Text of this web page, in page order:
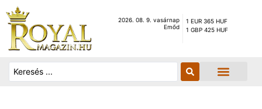
2026. 08. 9. vasárnap
Emőd
1 EUR 365 HUF
1 GBP 425 HUF